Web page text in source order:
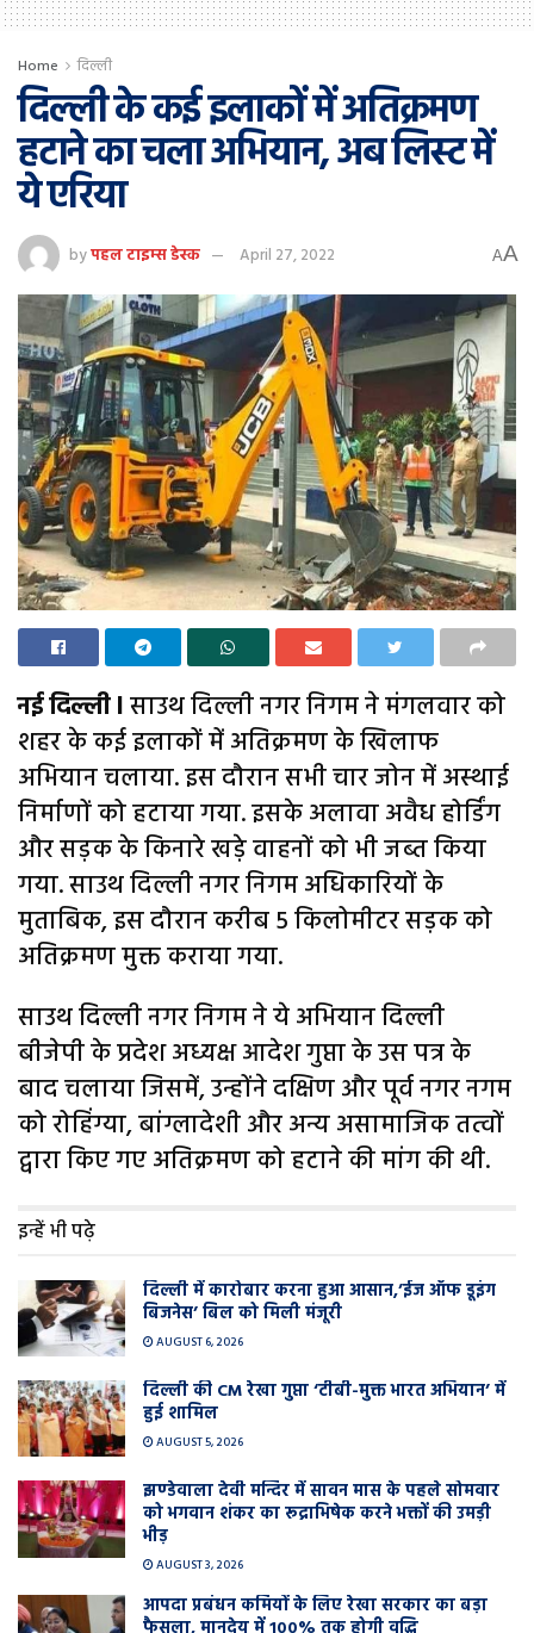
Home दिल्ली
दिल्ली के कई इलाकों में अतिक्रमण
हटाने का चला अभियान, अब लिस्ट में
ये एरिया
byपहल टाइम्स डेस्क April 27, 2022 AA
नई दिल्ली lसाउथ दिल्ली नगर निगम ने मंगलवार को
शहर के कई इलाकों में अतिक्रमण के खिलाफ
अभियान चलाया. इस दौरान सभी चार जोन में अस्थाई
निर्माणों को हटाया गया. इसके अलावा अवैध होर्डिंग
और सड़क के किनारे खड़े वाहनों को भी जब्त किया
गया. साउथ दिल्ली नगर निगम अधिकारियों के
मुताबिक, इस दौरान करीब 5 किलोमीटर सड़क को
अतिक्रमण मुक्त कराया गया.
साउथ दिल्ली नगर निगम ने ये अभियान दिल्ली
बीजेपी के प्रदेश अध्यक्ष आदेश गुप्ता के उस पत्र के
बाद चलाया जिसमें, उन्होंने दक्षिण और पूर्व नगर नगम
को रोहिंग्या, बांग्लादेशी और अन्य असामाजिक तत्वों
द्वारा किए गए अतिक्रमण को हटाने की मांग की थी.
इन्हें भी पढ़े
दिल्ली में कारोबार करना हुआ आसान,’ईज ऑफ डूइंग
बिजनेस’ बिल को मिली मंजूरी
AUGUST 6, 2026
दिल्ली की CM रेखा गुप्ता ‘टीबी-मुक्त भारत अभियान’ में
हुई शामिल
AUGUST 5, 2026
झण्डेवाला देवी मन्दिर में सावन मास के पहले सोमवार
को भगवान शंकर का रूद्राभिषेक करने भक्तों की उमड़ी
भीड़
AUGUST 3, 2026
आपदा प्रबंधन कर्मियों के लिए रेखा सरकार का बड़ा